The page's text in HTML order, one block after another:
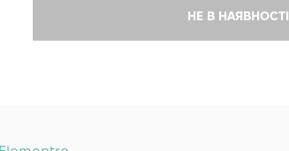
НЕ В НАЯВНОСТІ